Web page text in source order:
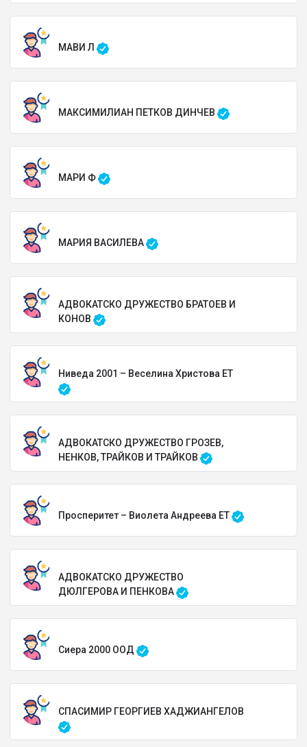
МАВИ Л
МАКСИМИЛИАН ПЕТКОВ ДИНЧЕВ
МАРИ Ф
МАРИЯ ВАСИЛЕВА
АДВОКАТСКО ДРУЖЕСТВО БРАТОЕВ И
КОНОВ
Ниведа 2001 – Веселина Христова ЕТ
АДВОКАТСКО ДРУЖЕСТВО ГРОЗЕВ,
НЕНКОВ, ТРАЙКОВ И ТРАЙКОВ
Просперитет – Виолета Андреева ЕТ
АДВОКАТСКО ДРУЖЕСТВО
ДЮЛГЕРОВА И ПЕНКОВА
Сиера 2000 ООД
СПАСИМИР ГЕОРГИЕВ ХАДЖИАНГЕЛОВ